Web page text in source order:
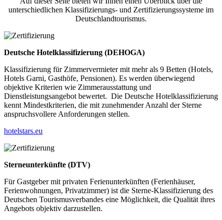
unterschiedlichen Klassifizierungs- und Zertifizierungssysteme im
Deutschlandtourismus.
Deutsche Hotelklassifizierung (DEHOGA)
Klassifizierung für Zimmervermieter mit mehr als 9 Betten (Hotels,
Hotels Garni, Gasthöfe, Pensionen). Es werden überwiegend
objektive Kriterien wie Zimmerausstattung und
Dienstleistungsangebot bewertet. Die Deutsche Hotelklassifizierung
kennt Mindestkriterien, die mit zunehmender Anzahl der Sterne
anspruchsvollere Anforderungen stellen.
hotelstars.eu
Sterneunterkünfte (DTV)
Für Gastgeber mit privaten Ferienunterkünften (Ferienhäuser,
Ferienwohnungen, Privatzimmer) ist die Sterne-Klassifizierung des
Deutschen Tourismusverbandes eine Möglichkeit, die Qualität ihres
Angebots objektiv darzustellen.